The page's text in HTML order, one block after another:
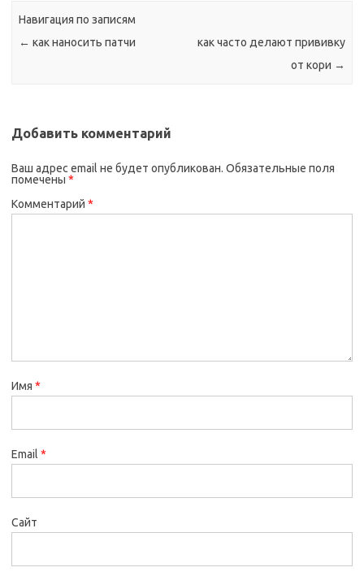
Навигация по записям
← как наносить патчи
как часто делают прививку
от кори →
Добавить комментарий
Ваш адрес email не будет опубликован. Обязательные поля
помечены *
Комментарий *
Имя *
Email *
Сайт